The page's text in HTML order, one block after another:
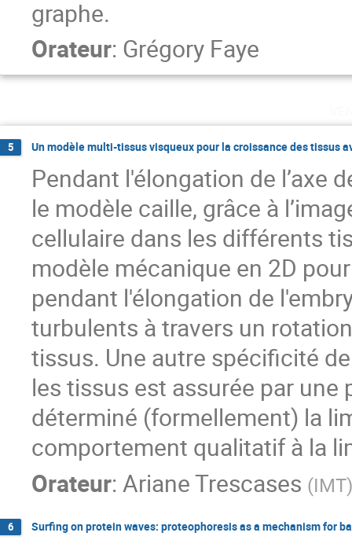
graphe.
Orateur: Grégory Faye
5 Un modèle multi-tissus visqueux pour la croissance des tissus
Pendant l'élongation de l’axe
le modèle caille, grâce à
cellulaire dans les différents
modèle mécanique en 2D
pendant l'élongation de
turbulents à travers un
tissus. Une autre spécificité
les tissus est assurée par
déterminé (formellement) la
comportement qualitatif à la
Orateur:Ariane Trescases (IMT)
6 Surfing on protein waves: proteophoresis as a mechanism for